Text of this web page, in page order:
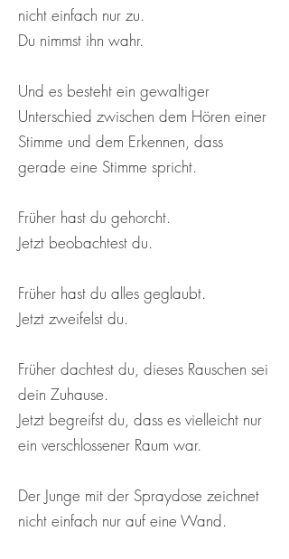
nicht einfach nur zu.
Du nimmst ihn wahr.
Und es besteht ein gewaltiger
Unterschied zwischen dem Hören einer
Stimme und dem Erkennen, dass
gerade eine Stimme spricht.
Früher hast du gehorcht.
Jetzt beobachtest du.
Früher hast du alles geglaubt.
Jetzt zweifelst du.
Früher dachtest du, dieses Rauschen sei
dein Zuhause.
Jetzt begreifst du, dass es vielleicht nur
ein verschlossener Raum war.
Der Junge mit der Spraydose zeichnet
nicht einfach nur auf eine Wand.